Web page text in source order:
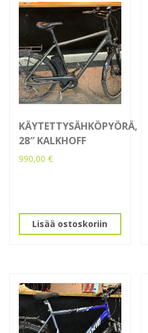
KÄYTETTYSÄHKÖPYÖRÄ,
28″ KALKHOFF
990,00 €
Lisää ostoskoriin